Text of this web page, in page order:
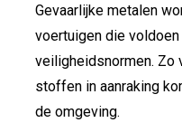
Gevaarlijke metalen
voertuigen die
veiligheidsnormen. Zo
stoffen in aanraking
de omgeving.